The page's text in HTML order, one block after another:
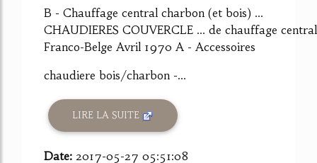
B - Chauffage central charbon (et bois) ...
CHAUDIERES COUVERCLE ... de chauffage central
Franco-Belge Avril 1970 A - Accessoires
chaudiere bois/charbon -...
LIRE LA SUITE
Date: 2017-05-27 05:51:08